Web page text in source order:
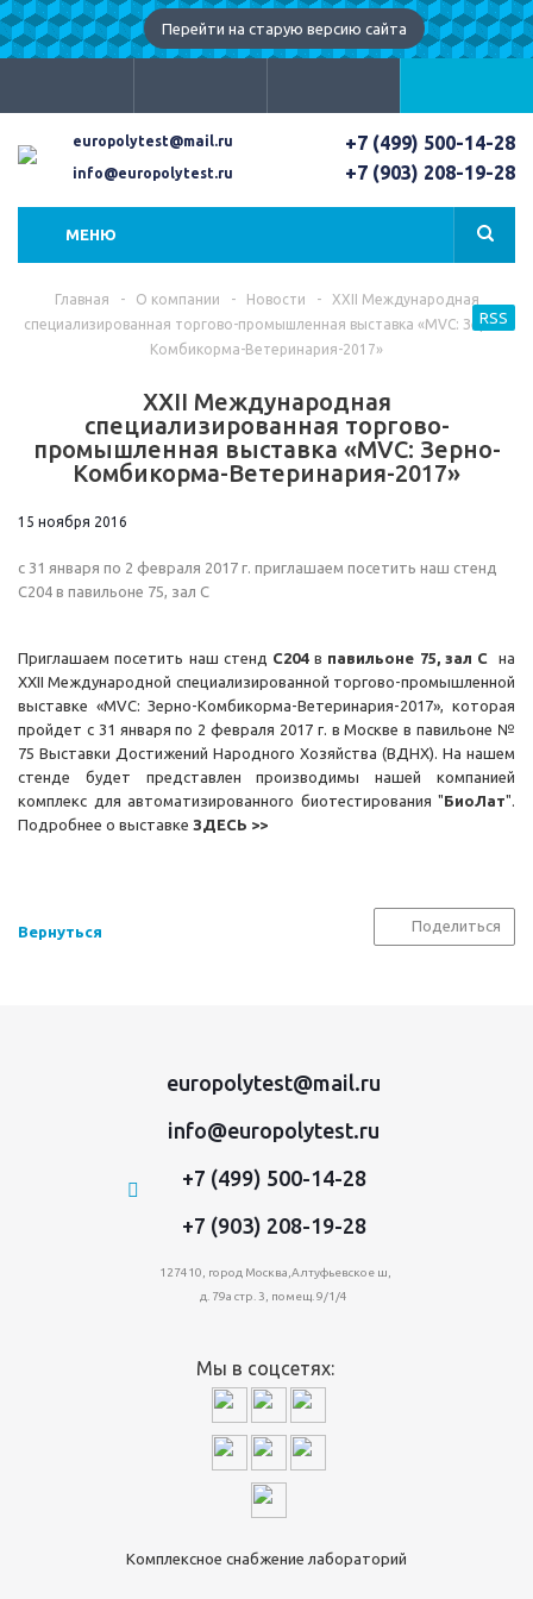
Перейти на старую версию сайта
europolytest@mail.ru
info@europolytest.ru
+7 (499) 500-14-28
+7 (903) 208-19-28
МЕНЮ
Главная - О компании - Новости -
XXII Международная
специализированная торгово-промышленная выставка «MVC: Зерно-
Комбикорма-Ветеринария-2017»
XXII Международная
специализированная торгово-
промышленная выставка «MVC: Зерно-
Комбикорма-Ветеринария-2017»
RSS
15 ноября 2016
с 31 января по 2 февраля 2017 г. приглашаем посетить наш стенд
С204 в павильоне 75, зал С
Приглашаем посетить наш стенд С204в павильоне 75, зал С на
XXII Международной специализированной торгово-промышленной
выставке «MVC: Зерно-Комбикорма-Ветеринария-2017», которая
пройдет с 31 января по 2 февраля 2017 г. в Москве в павильоне №
75 Выставки Достижений Народного Хозяйства (ВДНХ). На нашем
стенде будет представлен производимы нашей компанией
комплекс для автоматизированного биотестирования "БиоЛат".
Подробнее о выставке ЗДЕСЬ >>
Вернуться Поделиться
europolytest@mail.ru
info@europolytest.ru
+7 (499) 500-14-28
+7 (903) 208-19-28
127410, город Москва,Алтуфьевское ш,
д. 79а стр. 3, помещ. 9/1/4
Мы в соцсетях:
Комплексное снабжение лабораторий